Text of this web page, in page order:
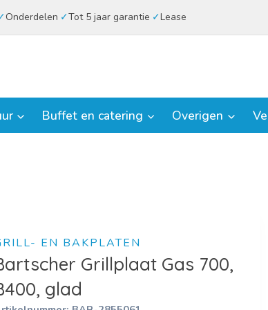
Onderdelen Tot 5 jaar garantie Lease
Buffet en catering Overigen
EN BAKPLATEN
Grillplaat Gas 700,
glad